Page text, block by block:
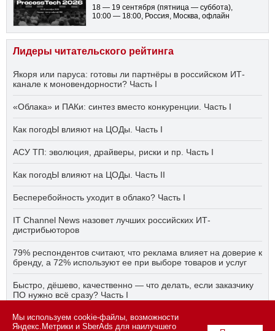
18 — 19 сентября (пятница — суббота),
10:00 — 18:00, Россия, Москва, офлайн
Лидеры читательского рейтинга
Якоря или паруса: готовы ли партнёры в российском ИТ-
канале к моновендорности? Часть I
«Облака» и ПАКи: синтез вместо конкуренции. Часть I
Как погодЫ влияют на ЦОДы. Часть I
АСУ ТП: эволюция, драйверы, риски и пр. Часть I
Как погодЫ влияют на ЦОДы. Часть II
Бесперебойность уходит в облако? Часть I
IT Channel News назовет лучших российских ИТ-
дистрибьюторов
79% респондентов считают, что реклама влияет на доверие к
бренду, а 72% используют ее при выборе товаров и услуг
Быстро, дёшево, качественно — что делать, если заказчику
ПО нужно всё сразу? Часть I
АСУ ТП на пятый год активного импортозамещения. Часть II
Мы используем cookie-файлы, возможности
Яндекс.Метрики и SberAds для наилучшего